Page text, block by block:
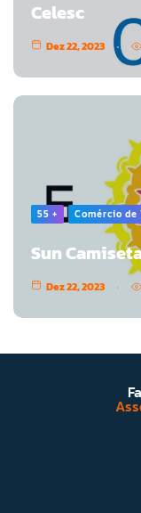
Celesc
Dez 22, 2023
55 + Comércio
Sun
Dez 22, 2023